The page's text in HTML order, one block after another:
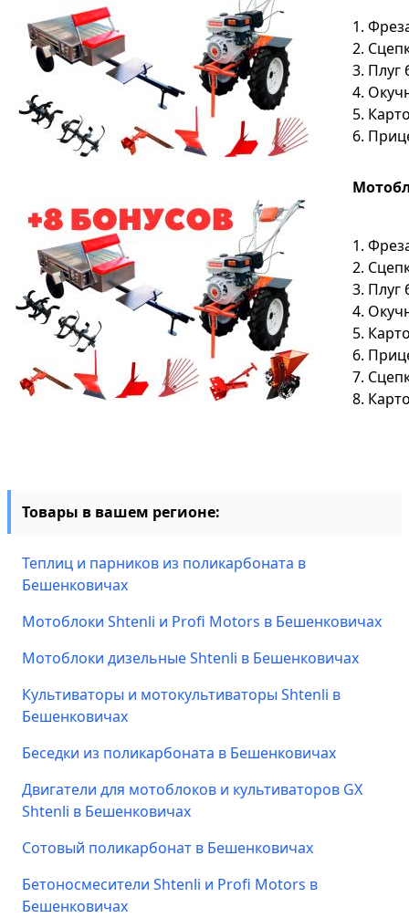
1.
2.
3.
4.
5.
6.
1.
2.
3.
4.
5.
6.
7.
8.
Товары в вашем регионе:
Теплиц и парников из поликарбоната в
Бешенковичах
Мотоблоки Shtenli и Profi Motors в Бешенковичах
Мотоблоки дизельные Shtenli в Бешенковичах
Культиваторы и мотокультиваторы Shtenli в
Бешенковичах
Беседки из поликарбоната в Бешенковичах
Двигатели для мотоблоков и культиваторов GX
Shtenli в Бешенковичах
Сотовый поликарбонат в Бешенковичах
Бетоносмесители Shtenli и Profi Motors в
Бешенковичах